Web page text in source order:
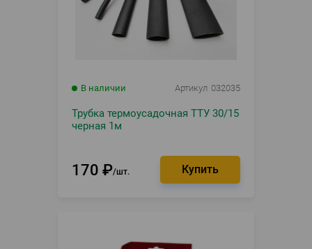
В наличии Артикул 032035
Трубка термоусадочная ТТУ 30/15
черная 1м
170 ₽ шт.